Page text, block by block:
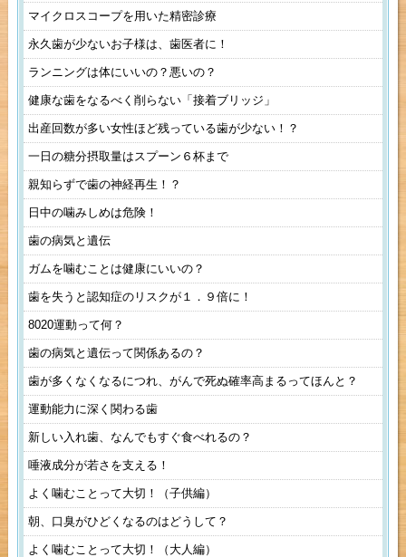
マイクロスコープを用いた精密診療
永久歯が少ないお子様は、歯医者に！
ランニングは体にいいの？悪いの？
健康な歯をなるべく削らない「接着ブリッジ」
出産回数が多い女性ほど残っている歯が少ない！？
一日の糖分摂取量はスプーン６杯まで
親知らずで歯の神経再生！？
日中の噛みしめは危険！
歯の病気と遺伝
ガムを噛むことは健康にいいの？
歯を失うと認知症のリスクが１．９倍に！
8020運動って何？
歯の病気と遺伝って関係あるの？
歯が多くなくなるにつれ、がんで死ぬ確率高まるってほんと？
運動能力に深く関わる歯
新しい入れ歯、なんでもすぐ食べれるの？
唾液成分が若さを支える！
よく噛むことって大切！（子供編）
朝、口臭がひどくなるのはどうして？
よく噛むことって大切！（大人編）